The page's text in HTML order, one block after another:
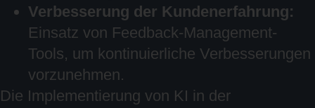
Verbesserung der Kundenerfahrung:
Einsatz von Feedback-Management-
Tools, um kontinuierliche Verbesserungen
vorzunehmen.
Die Implementierung von KI in der